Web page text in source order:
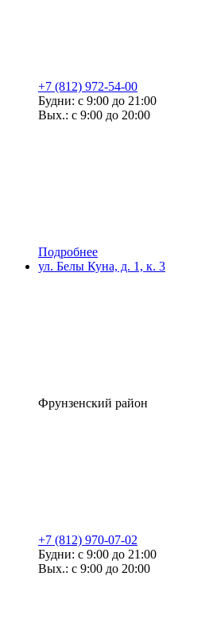
+7 (812) 972-54-00
Будни: с 9:00 до 21:00
Вых.: с 9:00 до 20:00
Подробнее
ул. Белы Куна, д. 1, к. 3
Фрунзенский район
+7 (812) 970-07-02
Будни: с 9:00 до 21:00
Вых.: с 9:00 до 20:00